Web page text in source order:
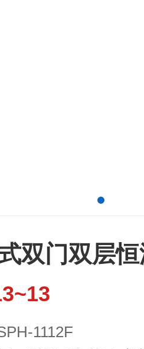
双门双层
1112F